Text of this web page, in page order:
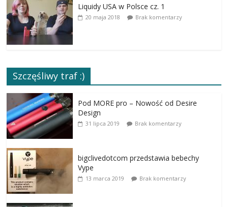
Liquidy USA w Polsce cz. 1
20 maja 2018 Brak komentarzy
Szczęśliwy traf :)
Pod MORE pro – Nowość od Desire
Design
31 lipca 2019 Brak komentarzy
bigclivedotcom przedstawia bebechy
Vype
13 marca 2019 Brak komentarzy